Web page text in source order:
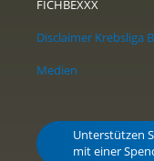
FICHBEXXX
Disclaimer Krebsliga
Medien
Unterstützen
mit einer